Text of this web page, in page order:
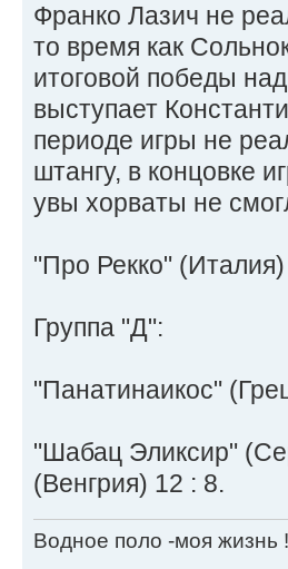
Франко Лазич не
то время как
итоговой победы
выступает
периоде игры не
штангу, в концовке
увы хорваты не
"Про Рекко"
Группа "Д":
"Панатинаикос"
"Шабац Эликсир"
(Венгрия) 12 : 8.
Водное поло -моя жизнь !